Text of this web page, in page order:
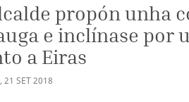
propón unha
e inclínase por
a Eiras
,21 SET2018